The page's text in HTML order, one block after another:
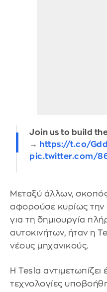
Join us to build
→
https://t.co/
pic.twitter.com/
Μεταξύ άλλων,
αφορούσε κυρίως την
για τη δημιουργία
αυτοκινήτων, ήταν η
νέους μηχανικούς.
Η Tesla αντιμετωπίζει
τεχνολογίες